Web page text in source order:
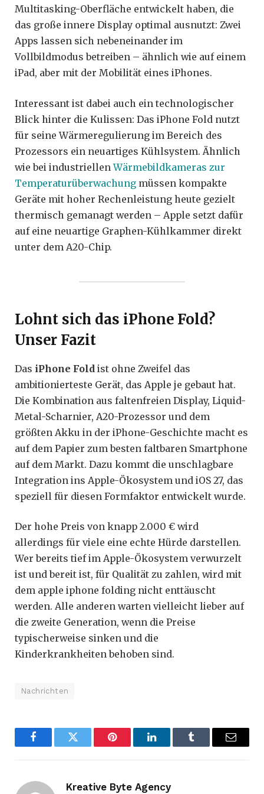
Multitasking-Oberfläche entwickelt haben, die
das große innere Display optimal ausnutzt: Zwei
Apps lassen sich nebeneinander im
Vollbildmodus betreiben – ähnlich wie auf einem
iPad, aber mit der Mobilität eines iPhones.
Interessant ist dabei auch ein technologischer
Blick hinter die Kulissen: Das iPhone Fold nutzt
für seine Wärmeregulierung im Bereich des
Prozessors ein neuartiges Kühlsystem. Ähnlich
wie bei industriellen Wärmebildkameras zur
Temperaturüberwachung müssen kompakte
Geräte mit hoher Rechenleistung heute gezielt
thermisch gemanagt werden – Apple setzt dafür
auf eine neuartige Graphen-Kühlkammer direkt
unter dem A20-Chip.
Lohnt sich das iPhone Fold?
Unser Fazit
Das iPhone Fold ist ohne Zweifel das
ambitionierteste Gerät, das Apple je gebaut hat.
Die Kombination aus faltenfreien Display, Liquid-
Metal-Scharnier, A20-Prozessor und dem
größten Akku in der iPhone-Geschichte macht es
auf dem Papier zum besten faltbaren Smartphone
auf dem Markt. Dazu kommt die unschlagbare
Integration ins Apple-Ökosystem und iOS 27, das
speziell für diesen Formfaktor entwickelt wurde.
Der hohe Preis von knapp 2.000 € wird
allerdings für viele eine echte Hürde darstellen.
Wer bereits tief im Apple-Ökosystem verwurzelt
ist und bereit ist, für Qualität zu zahlen, wird mit
dem apple iphone folding nicht enttäuscht
werden. Alle anderen warten vielleicht lieber auf
die zweite Generation, wenn die Preise
typischerweise sinken und die
Kinderkrankheiten behoben sind.
Nachrichten
FacebookTwitter Pinterest LinkedInTumblr Email
Kreative Byte Agency